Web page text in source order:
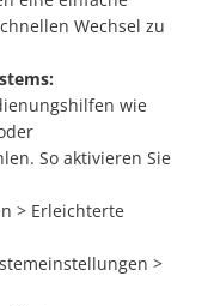
Wechsel zu
wie
So aktivieren Sie
> Erleichterte
>